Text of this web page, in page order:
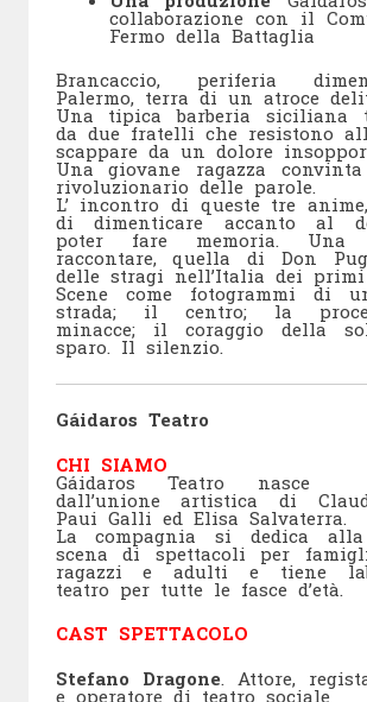
collaborazione con il
Fermo della Battaglia
Brancaccio, periferia
Palermo, terra di un atroce
Una tipica barberia siciliana
da due fratelli che resistono
scappare da un dolore
Una giovane ragazza
rivoluzionario delle parole.
L’ incontro di queste tre
di dimenticare accanto al
poter fare memoria.
raccontare, quella di Don
delle stragi nell’Italia dei
Scene come fotogrammi di
strada; il centro; la
minacce; il coraggio della
sparo. Il silenzio.
Gáidaros Teatro
CHI SIAMO
Gáidaros Teatro nasce
dall’unione artistica di
Paui Galli ed Elisa Salvaterra.
La compagnia si dedica
scena di spettacoli per
ragazzi e adulti e tiene
teatro per tutte le fasce d’età.
CAST SPETTACOLO
Stefano Dragone . Attore,
e operatore di teatro sociale